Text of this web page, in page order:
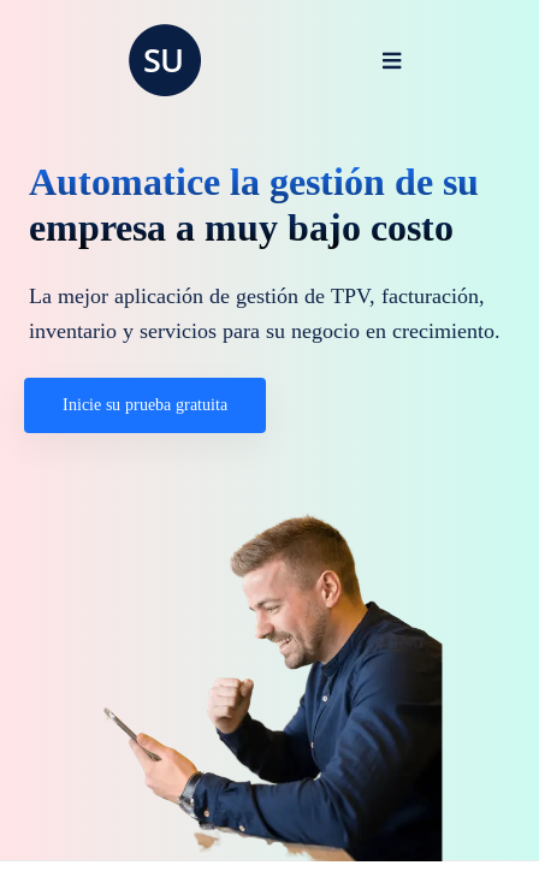
Automatice la gestión de su
empresa a muy bajo costo
La mejor aplicación de gestión de TPV, facturación,
inventario y servicios para su negocio en crecimiento.
Inicie su prueba gratuita